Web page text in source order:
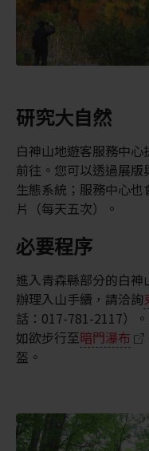
研究大自然
白神山地遊客服務中
前往。您可以透過展
生態系統；服務中心
片（每天五次）。
必要程序
進入青森縣部分的白
辦理入山手續，請洽詢
話：017-781-2117）
如欲步行至暗門瀑布
盔。